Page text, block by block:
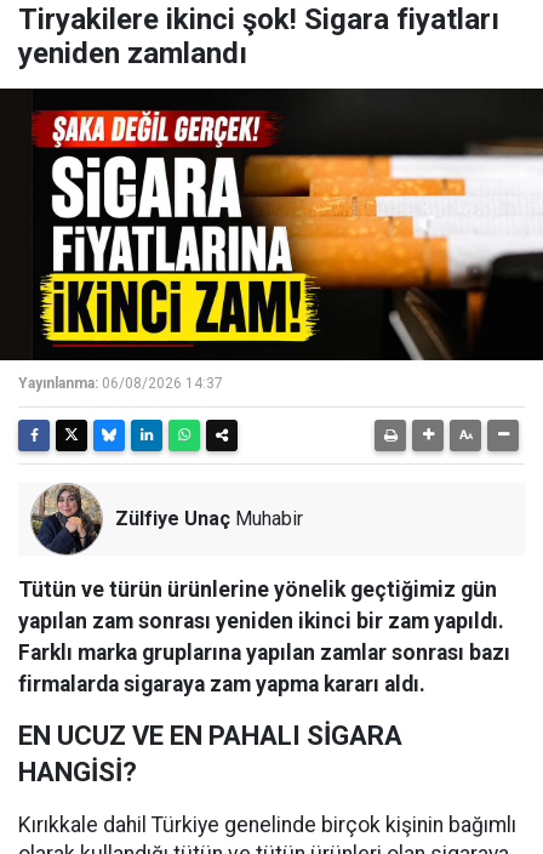
Tiryakilere ikinci şok! Sigara fiyatları
yeniden zamlandı
Yayınlanma: 06/08/2026 14:37
Zülfiye Unaç Muhabir
Tütün ve türün ürünlerine yönelik geçtiğimiz gün
yapılan zam sonrası yeniden ikinci bir zam yapıldı.
Farklı marka gruplarına yapılan zamlar sonrası bazı
firmalarda sigaraya zam yapma kararı aldı.
EN UCUZ VE EN PAHALI SİGARA
HANGİSİ?
Kırıkkale dahil Türkiye genelinde birçok kişinin bağımlı